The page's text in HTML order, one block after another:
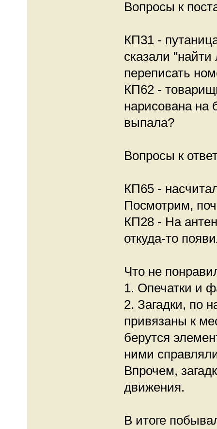
Вопросы к
КП31 -
сказали
переписать
КП62 -
нарисована на
выпала?
Вопросы к
КП65 -
Посмотрим,
КП28 - На
откуда-то
Что не
1. Опечатки и
2. Загадки, по
привязаны к
берутся
ними
Впрочем,
движения.
В итоге